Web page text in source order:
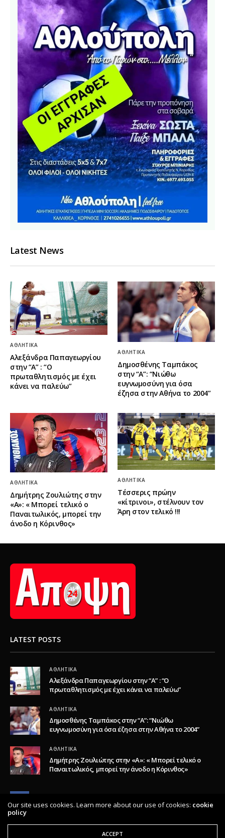
Latest News
ΑΘΛΗΤΙΚΆ
Αλεξάνδρα Παπαγεωργίου
στην “Α” : “Ο
πρωταθλητισμός με έχει
κάνει να παλεύω”
ΑΘΛΗΤΙΚΆ
Δημοσθένης Ταμπάκος
στην “A”: “Νιώθω
ευγνωμοσύνη για όσα
έζησα στην Αθήνα το 2004”
ΑΘΛΗΤΙΚΆ
Δημήτρης Ζουλιώτης στην
«Α»: « Μπορεί τελικό ο
Παναιτωλικός, μπορεί την
άνοδο η Κόρινθος»
ΑΘΛΗΤΙΚΆ
Τέσσερις πρώην
«κίτρινοι», στέλνουν τον
Άρη στον τελικό !!!
LATEST POSTS
ΑΘΛΗΤΙΚΆ
Αλεξάνδρα Παπαγεωργίου στην “Α” : “Ο
πρωταθλητισμός με έχει κάνει να παλεύω”
ΑΘΛΗΤΙΚΆ
Δημοσθένης Ταμπάκος στην “A”: “Νιώθω
ευγνωμοσύνη για όσα έζησα στην Αθήνα το 2004”
ΑΘΛΗΤΙΚΆ
Δημήτρης Ζουλιώτης στην «Α»: « Μπορεί τελικό ο
Παναιτωλικός, μπορεί την άνοδο η Κόρινθος»
Our site uses cookies. Learn more about our use of cookies: cookie
policy
ACCEPT